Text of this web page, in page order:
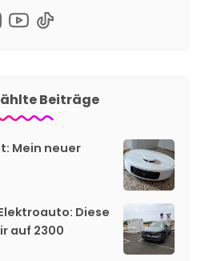
Beiträge
Mein neuer
Diese
auf 2300